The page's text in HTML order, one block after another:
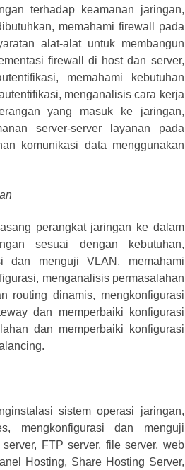
terhadap keamanan jaringan,
memahami firewall pada
alat-alat untuk membangun
firewall di host dan server,
memahami kebutuhan
menganalisis cara kerja
yang masuk ke jaringan,
server-server layanan pada
komunikasi data menggunakan
perangkat jaringan ke dalam
sesuai dengan kebutuhan,
dan menguji VLAN, memahami
menganalisis permasalahan
routing dinamis, mengkonfigurasi
dan memperbaiki konfigurasi
dan memperbaiki konfigurasi
sistem operasi jaringan,
mengkonfigurasi dan menguji
FTP server, file server, web
Hosting, Share Hosting Server,